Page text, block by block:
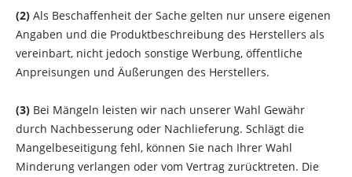
(2) Als Beschaffenheit der Sache gelten nur unsere eigenen
Angaben und die Produktbeschreibung des Herstellers als
vereinbart, nicht jedoch sonstige Werbung, öffentliche
Anpreisungen und Äußerungen des Herstellers.
(3) Bei Mängeln leisten wir nach unserer Wahl Gewähr
durch Nachbesserung oder Nachlieferung. Schlägt die
Mangelbeseitigung fehl, können Sie nach Ihrer Wahl
Minderung verlangen oder vom Vertrag zurücktreten. Die